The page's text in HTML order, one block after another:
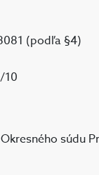
(podľa §4)
10
súdu